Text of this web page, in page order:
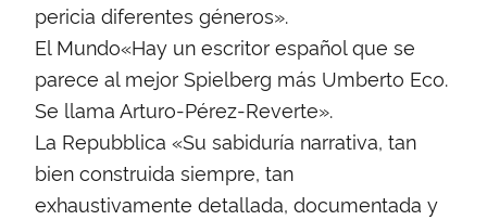
pericia diferentes géneros».
El Mundo«Hay un escritor español que se
parece al mejor Spielberg más Umberto Eco.
Se llama Arturo-Pérez-Reverte».
La Repubblica «Su sabiduría narrativa, tan
bien construida siempre, tan
exhaustivamente detallada, documentada y